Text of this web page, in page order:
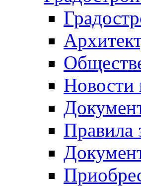
Новости
Правила